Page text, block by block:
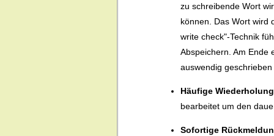
zu schreibende Wort
können. Das Wort wird
write check"-Technik
Abspeichern. Am Ende
auswendig
Häufige
bearbeitet um den
Sofortige